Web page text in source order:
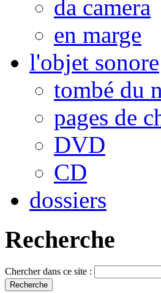
da camera
en marge
l'objet sonore
tombé du
pages de
DVD
CD
dossiers
Recherche
Chercher dans ce site :